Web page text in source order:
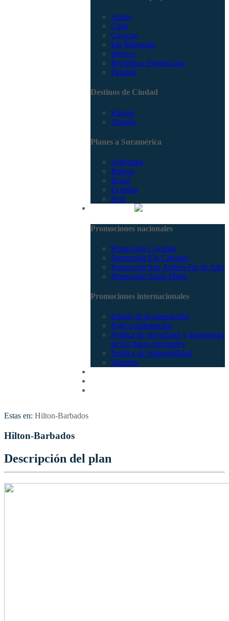
Aruba
Cuba
Curacao
Isla Margarita
México
República Dominicana
Panamá
Destinos de Ciudad
Europa
Turquía
Planes a Suramérica
Argentina
Bolivia
Brasil
Ecuador
Perú
Promociones nacionales
Promocion Coveñas
Promoción Eje Cafetero
Promoción San Andrés Fin de Año
Promoción Santa Marta
Promociones internacionales
Estado de tu transacción
Pago confirmación
Política de privacidad y tratamiento
de los datos personales
Política de Sostenibilidad
Tiquetes
Estas en: Hilton-Barbados
Hilton-Barbados
Descripción del plan